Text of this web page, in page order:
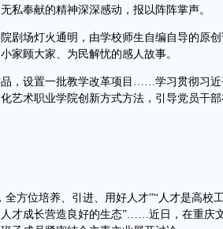
私奉献的精神深深感动，报以阵阵掌声。
场灯火通明，由学校师生自编自导的原创
家顾大家、为民解忧的感人故事。
设置一批教学改革项目……学习贯彻习近
艺术职业学院创新方式方法，引导党员干
方位培养、引进、用好人才”“人才是高校
才成长营造良好的生态”……近日，在重庆